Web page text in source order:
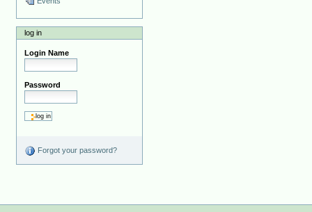
log in
Login Name
Password
Forgot your password?